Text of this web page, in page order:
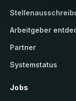
Arbeitgeber
Partner
Systemstatus
Jobs